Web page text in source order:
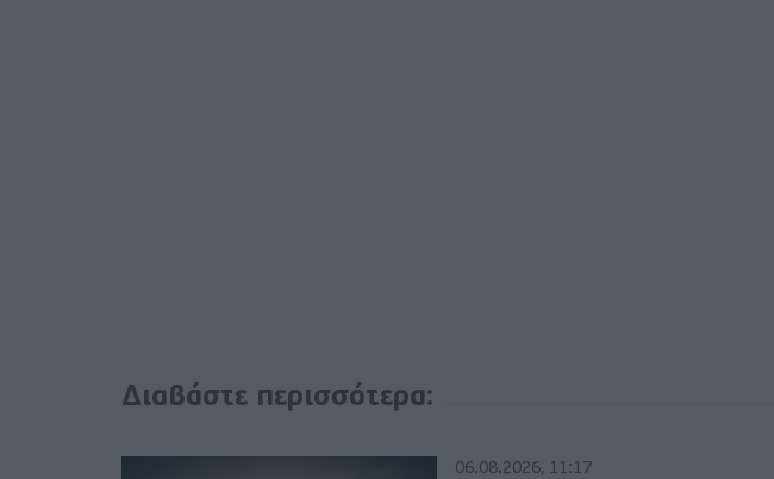
Διαβάστε περισσότερα:
06.08.2026, 11:17